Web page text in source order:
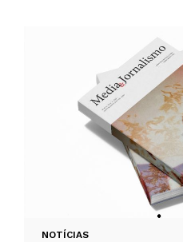
NOTÍCIAS